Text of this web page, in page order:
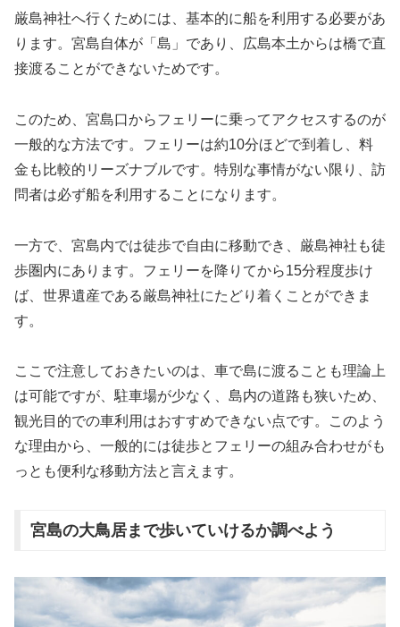
厳島神社へ行くためには、基本的に船を利用する必要があ
ります。宮島自体が「島」であり、広島本土からは橋で直
接渡ることができないためです。
このため、宮島口からフェリーに乗ってアクセスするのが
一般的な方法です。フェリーは約10分ほどで到着し、料
金も比較的リーズナブルです。特別な事情がない限り、訪
問者は必ず船を利用することになります。
一方で、宮島内では徒歩で自由に移動でき、厳島神社も徒
歩圏内にあります。フェリーを降りてから15分程度歩け
ば、世界遺産である厳島神社にたどり着くことができま
す。
ここで注意しておきたいのは、車で島に渡ることも理論上
は可能ですが、駐車場が少なく、島内の道路も狭いため、
観光目的での車利用はおすすめできない点です。このよう
な理由から、一般的には徒歩とフェリーの組み合わせがも
っとも便利な移動方法と言えます。
宮島の大鳥居まで歩いていけるか調べよう